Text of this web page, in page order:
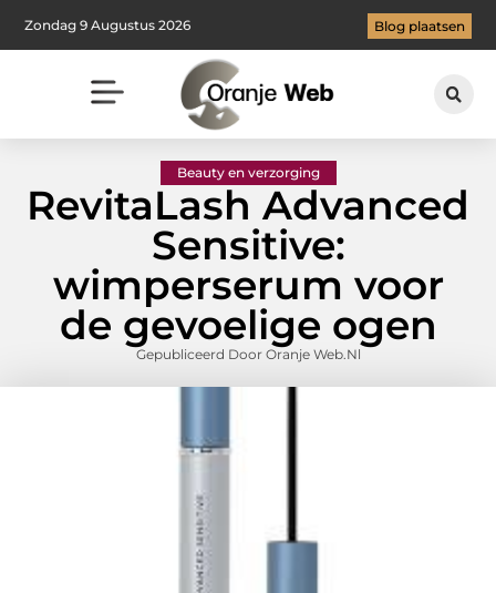
Zondag 9 Augustus 2026 Blog plaatsen
Beauty en verzorging
RevitaLash Advanced
Sensitive:
wimperserum voor
de gevoelige ogen
Gepubliceerd Door Oranje Web.nl